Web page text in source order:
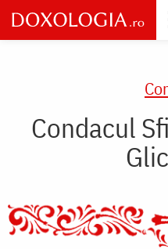
Skip
to
main
Condacul